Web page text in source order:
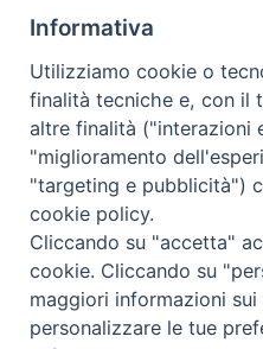
La nostra storia
Statuto
Presidenza e ufficio
Consiglio scientifico
Coordinamento nazionale
Informativa
Utilizziamo cookie o
finalità tecniche e, con il
altre finalità ("interazioni
"miglioramento
"targeting e pubblicità")
cookie policy.
Cliccando su "accetta"
cookie. Cliccando su
maggiori informazioni
personalizzare le tue